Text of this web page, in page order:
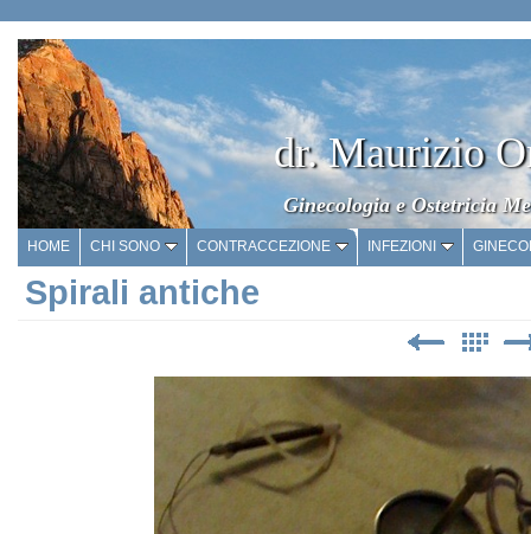
dr. Maurizio
Ginecologia e Ostetricia
HOME CHI SONO CONTRACCEZIONE INFEZIONI
Spirali antiche